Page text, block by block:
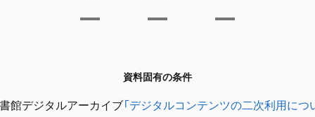
資料固有の条件
館デジタルアーカイブ「デジタルコンテンツの二次利用につ